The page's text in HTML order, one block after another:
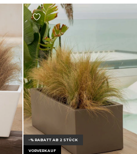
-% RABATT AB 2 STÜCK
VORVERKAUF